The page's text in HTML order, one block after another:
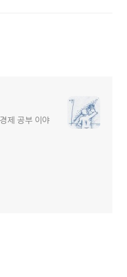
제 공부 이야